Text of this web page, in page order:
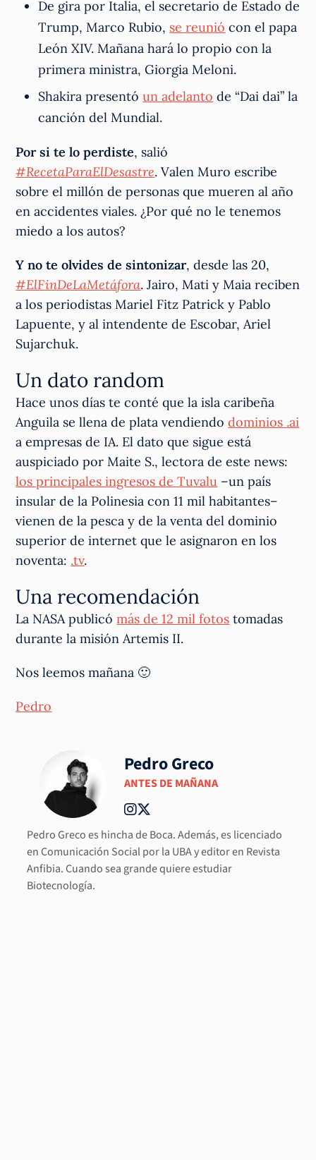
De gira por Italia, el secretario de Estado de
Trump, Marco Rubio, se reunió con el papa
León XIV. Mañana hará lo propio con la
primera ministra, Giorgia Meloni.
Shakira presentóun adelanto de “Dai dai” la
canción del Mundial.
Por si te lo perdiste, salió
#RecetaParaElDesastre. Valen Muro escribe
sobre el millón de personas que mueren al año
en accidentes viales. ¿Por qué no le tenemos
miedo a los autos?
Y no te olvides de sintonizar, desde las 20,
#ElFinDeLaMetáfora. Jairo, Mati y Maia reciben
a los periodistas Mariel Fitz Patrick y Pablo
Lapuente, y al intendente de Escobar, Ariel
Sujarchuk.
Un dato random
Hace unos días te conté que la isla caribeña
Anguila se llena de plata vendiendodominios .ai
a empresas de IA. El dato que sigue está
auspiciado por Maite S., lectora de este news:
los principales ingresos de Tuvalu –un país
insular de la Polinesia con 11 mil habitantes–
vienen de la pesca y de la venta del dominio
superior de internet que le asignaron en los
noventa: .tv.
Una recomendación
La NASA publicómás de 12 mil fotos tomadas
durante la misión Artemis II.
Nos leemos mañana 🙂
Pedro
Pedro Greco
ANTES DE MAÑANA
Pedro Greco es hincha de Boca. Además, es licenciado
en Comunicación Social por la UBA y editor en Revista
Anfibia. Cuando sea grande quiere estudiar
Biotecnología.